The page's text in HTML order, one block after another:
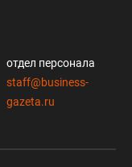
отдел персонала
staff@business-
gazeta.ru